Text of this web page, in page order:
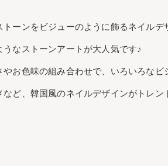
トーンをビジューのように飾るネイルデ
うなストーンアートが大人気です♪
やお色味の組み合わせで、いろいろなビ
など、韓国風のネイルデザインがトレン